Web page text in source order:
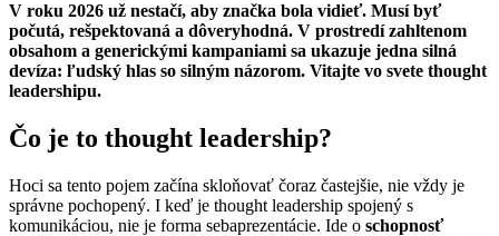
V roku 2026 už nestačí, aby značka bola vidieť. Musí byť
počutá, rešpektovaná a dôveryhodná. V prostredí zahltenom
obsahom a generickými kampaniami sa ukazuje jedna silná
devíza: ľudský hlas so silným názorom. Vitajte vo svete thought
leadershipu.
Čo je to thought leadership?
Hoci sa tento pojem začína skloňovať čoraz častejšie, nie vždy je
správne pochopený. I keď je thought leadership spojený s
komunikáciou, nie je forma sebaprezentácie. Ide o schopnosť